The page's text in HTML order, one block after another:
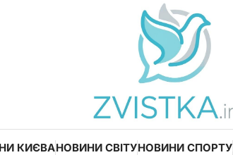
КИЄВАНОВИНИ СВІТУНОВИНИ СПОРТУ